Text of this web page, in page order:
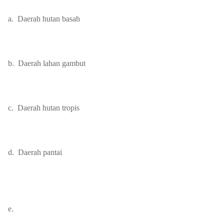
a. Daerah hutan basah
b. Daerah lahan gambut
c. Daerah hutan tropis
d. Daerah pantai
e.